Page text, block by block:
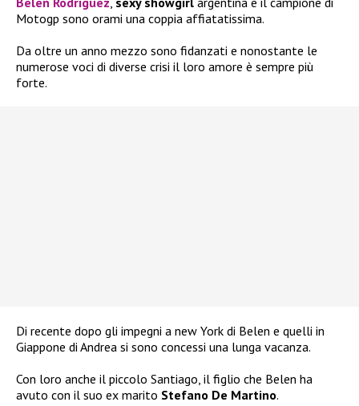
Motogp sono orami una coppia affiatatissima.
Da oltre un anno mezzo sono fidanzati e nonostante le
numerose voci di diverse crisi il loro amore è sempre più
forte.
Di recente dopo gli impegni a new York di Belen e quelli in
Giappone di Andrea si sono concessi una lunga vacanza.
Con loro anche il piccolo Santiago, il figlio che Belen ha
avuto con il suo ex marito Stefano De Martino.